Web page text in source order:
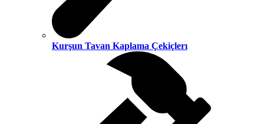
Kurşun Tavan Kaplama Çekiçlerı